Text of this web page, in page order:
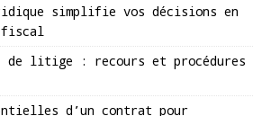
simplifie vos décisions en
de litige : recours et procédures
d’un contrat pour